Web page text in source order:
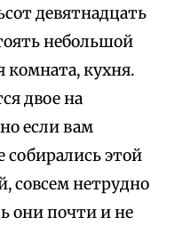
девятнадцать
небольшой
комната, кухня.
двое на
если вам
собирались этой
совсем нетрудно
они почти и не